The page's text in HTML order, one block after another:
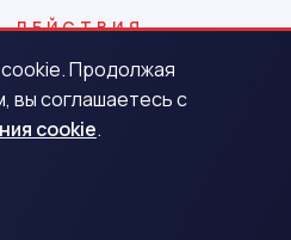
ДЕЙСТВИЯ
деньги в
Продолжая
вы соглашаетесь с
cookie.